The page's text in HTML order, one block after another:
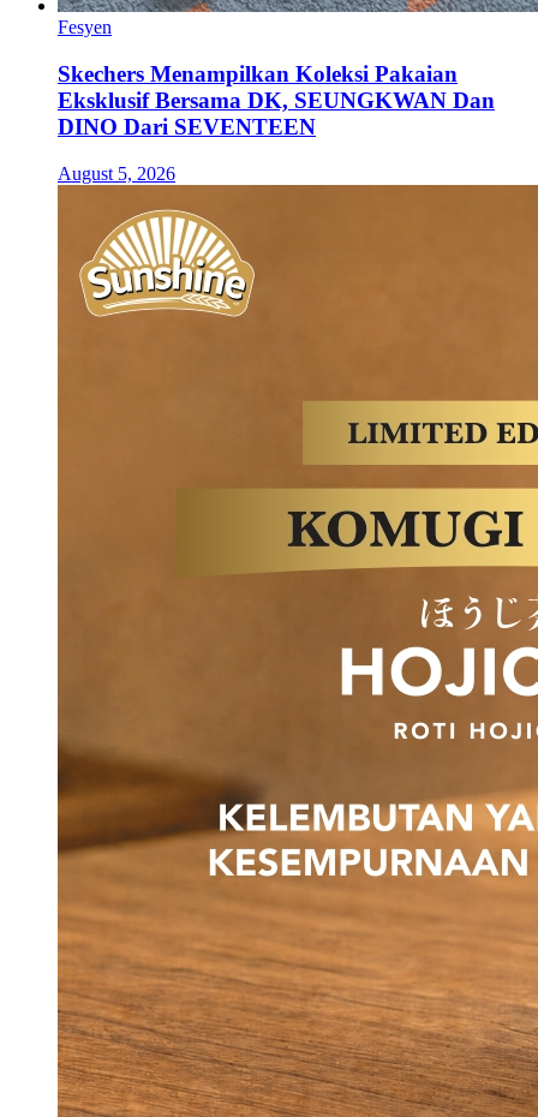
Fesyen
Skechers Menampilkan Koleksi Pakaian
Eksklusif Bersama DK, SEUNGKWAN Dan
DINO Dari SEVENTEEN
August 5, 2026